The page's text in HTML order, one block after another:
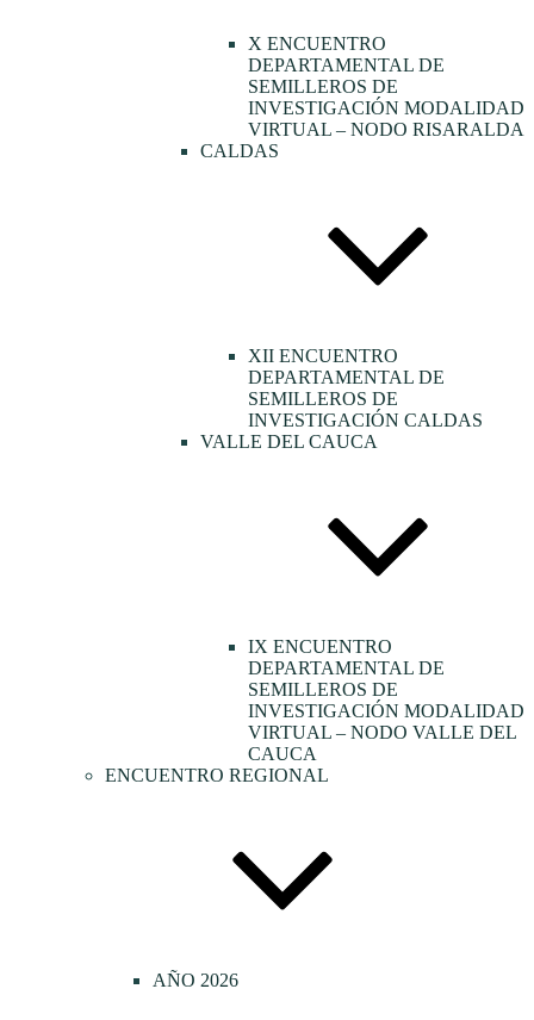
X ENCUENTRO
DEPARTAMENTAL DE
SEMILLEROS DE
INVESTIGACIÓN MODALIDAD
VIRTUAL – NODO RISARALDA
CALDAS
XII ENCUENTRO
DEPARTAMENTAL DE
SEMILLEROS DE
INVESTIGACIÓN CALDAS
VALLE DEL CAUCA
IX ENCUENTRO
DEPARTAMENTAL DE
SEMILLEROS DE
INVESTIGACIÓN MODALIDAD
VIRTUAL – NODO VALLE DEL
CAUCA
ENCUENTRO REGIONAL
AÑO 2026